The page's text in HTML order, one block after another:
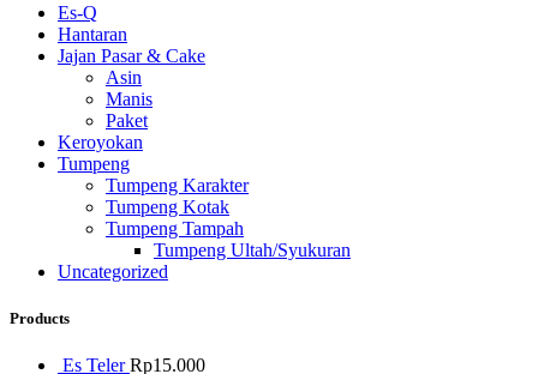
Es-Q
Hantaran
Jajan Pasar & Cake
Asin
Manis
Paket
Keroyokan
Tumpeng
Tumpeng Karakter
Tumpeng Kotak
Tumpeng Tampah
Tumpeng Ultah/Syukuran
Uncategorized
Products
Es TelerRp15.000